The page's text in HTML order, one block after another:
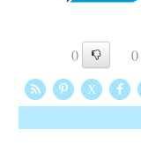
()
()
X